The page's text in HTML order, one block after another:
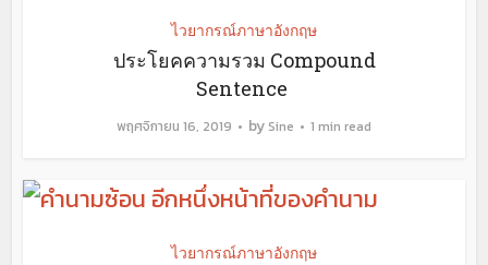
ไวยากรณ์ภาษาอังกฤษ
ประโยคความรวม Compound
Sentence
พฤศจิกายน 16, 2019 by Sine 1 min read
ไวยากรณ์ภาษาอังกฤษ